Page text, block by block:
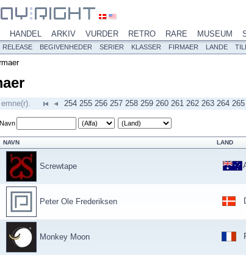
HANDEL ARKIV VURDER RETRO RARE MUSEUM
RELEASE BEGIVENHEDER SERIER KLASSER FIRMAER LANDE
254 255 256 257 258 259 260 261 262 263 264 265
Navn
NAVN LAND
Screwtape
Peter Ole Frederiksen
Monkey Moon